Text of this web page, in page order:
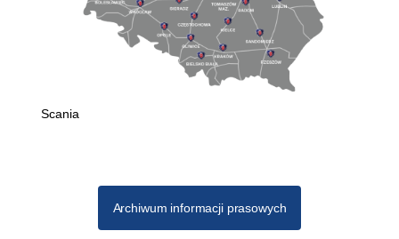
Scania
Archiwum informacji prasowych